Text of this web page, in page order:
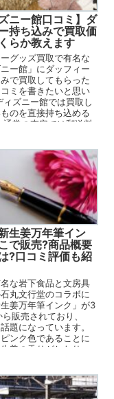
ズニー館口コミ】ダ
持ち込みで買取価
らか教えます
グッズ買取で有名な
ニー館」にダッフィー
で買取してもらった
ミを書きたいと思い
ィズニー館では買取し
のを直接持ち込める
通常の査定では郵送料
生姜万年筆イン
で販売?商品概要
?口コミ評価も紹
な岩下食品と文房具
丸文行堂のコラボに
姜万年筆インク」が3
販売されており、
題になっています。
ンク色であることに
姜の香りがしたり、